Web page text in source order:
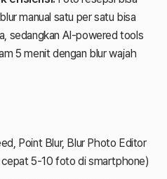
manual satu per satu bisa
sedangkan AI-powered tools
5 menit dengan blur wajah
Point Blur, Blur Photo Editor
5-10 foto di smartphone)